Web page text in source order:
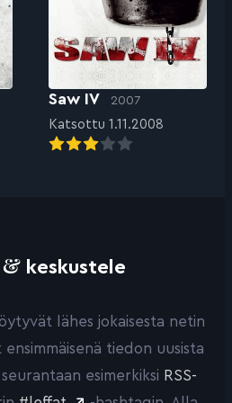
Saw IV 2007
Katsottu 1.11.2008
& keskustele
lähes jokaisesta netin
tiedon uusista
esimerkiksi RSS-